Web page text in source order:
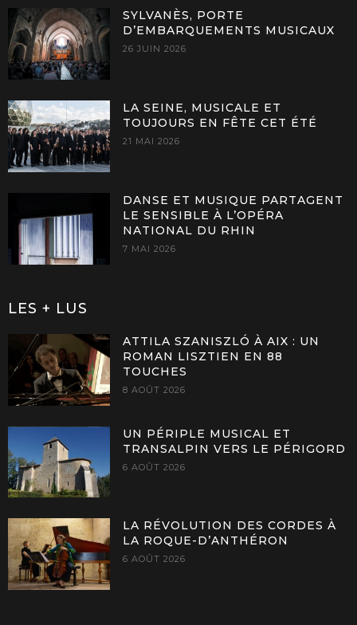
SYLVANÈS, PORTE
D’EMBARQUEMENTS MUSICAUX
26 JUIN 2026
LA SEINE, MUSICALE ET
TOUJOURS EN FÊTE CET ÉTÉ
21 MAI 2026
DANSE ET MUSIQUE PARTAGENT
LE SENSIBLE À L’OPÉRA
NATIONAL DU RHIN
7 MAI 2026
LES + LUS
ATTILA SZANISZLÓ À AIX : UN
ROMAN LISZTIEN EN 88
TOUCHES
8 AOÛT 2026
UN PÉRIPLE MUSICAL ET
TRANSALPIN VERS LE PÉRIGORD
6 AOÛT 2026
LA RÉVOLUTION DES CORDES À
LA ROQUE-D’ANTHÉRON
6 AOÛT 2026